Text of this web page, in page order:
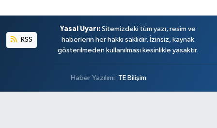
RSS
Yasal Uyarı: Sitemizdeki tüm yazı, resim ve
haberlerin her hakkı saklıdır. İzinsiz, kaynak
gösterilmeden kullanılması kesinlikle yasaktır.
Haber Yazılımı: TE Bilişim